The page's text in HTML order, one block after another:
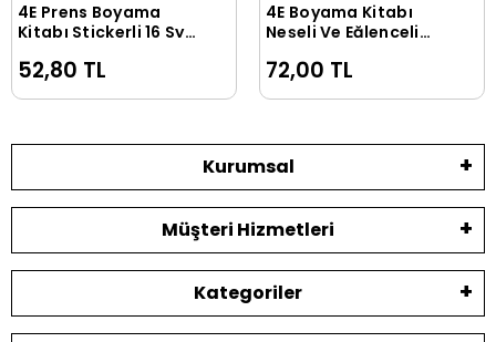
Sepete Ekle
4E Prens Boyama
Kitabı Stickerli 16 Syf
52,80 TL
Sepete Ekle
4E Boyama Kitabı
Neşeli Ve Eğlenceli
Yayınevi
72,00 TL
Kurumsal
Müşteri Hizmetleri
Kategoriler